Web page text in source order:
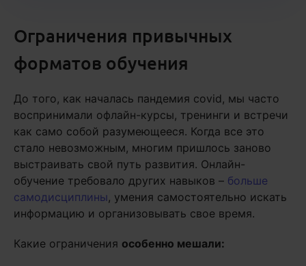
Ограничения привычных
форматов обучения
До того, как началась пандемия covid, мы часто
воспринимали офлайн-курсы, тренинги и встречи
как само собой разумеющееся. Когда все это
стало невозможным, многим пришлось заново
выстраивать свой путь развития. Онлайн-
обучение требовало других навыков – больше
самодисциплины, умения самостоятельно искать
информацию и организовывать свое время.
Какие ограничения особенно мешали: